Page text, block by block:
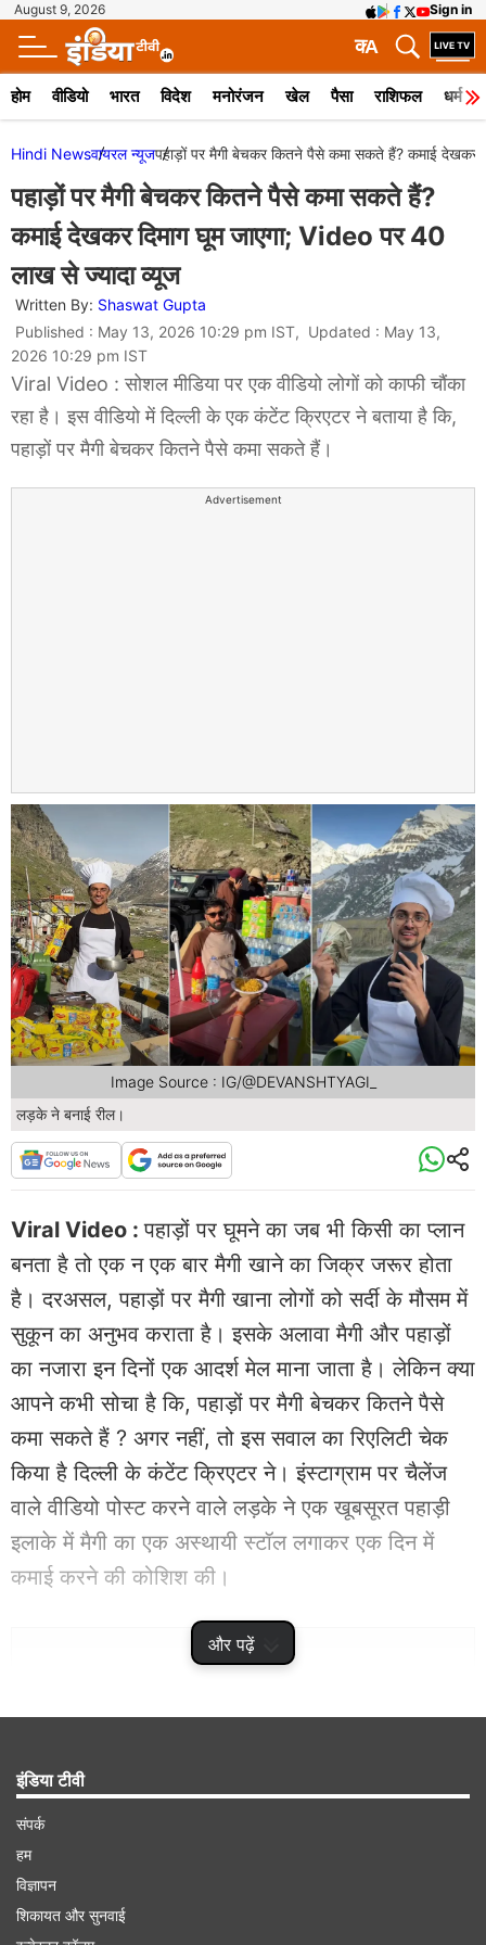
August 9, 2026 Sign in
A
क
होम वीडियो भारत विदेश मनोरंजन खेल पैसा राशिफल धर्म
और पढ़ें
Hindi Newsवायरल न्‍यूजपहाड़ों पर मैगी बेचकर कितने पैसे कमा सकते हैं? कमाई देखकर
पहाड़ों पर मैगी बेचकर कितने पैसे कमा सकते हैं?
कमाई देखकर दिमाग घूम जाएगा; Video पर 40
लाख से ज्यादा व्यूज
Written By: Shaswat Gupta
Published : May 13, 2026 10:29 pm IST, Updated : May 13,
2026 10:29 pm IST
Viral Video : सोशल मीडिया पर एक वीडियो लोगों को काफी चौंका
रहा है। इस वीडियो में दिल्ली के एक कंटेंट क्रिएटर ने बताया है कि,
पहाड़ों पर मैगी बेचकर कितने पैसे कमा सकते हैं।
Advertisement
लड़के ने बनाई रील।
Image Source : IG/@DEVANSHTYAGI_
Viral Video :पहाड़ों पर घूमने का जब भी किसी का प्लान
बनता है तो एक न एक बार मैगी खाने का जिक्र जरूर होता
है। दरअसल, पहाड़ों पर मैगी खाना लोगों को सर्दी के मौसम में
सुकून का अनुभव कराता है। इसके अलावा मैगी और पहाड़ों
का नजारा इन दिनों एक आदर्श मेल माना जाता है। लेकिन क्या
आपने कभी सोचा है कि, पहाड़ों पर मैगी बेचकर कितने पैसे
कमा सकते हैं ? अगर नहीं, तो इस सवाल का रिएलिटी चेक
किया है दिल्ली के कंटेंट क्रिएटर ने। इंस्टाग्राम पर चैलेंज
वाले वीडियो पोस्ट करने वाले लड़के ने एक खूबसूरत पहाड़ी
इलाके में मैगी का एक अस्थायी स्टॉल लगाकर एक दिन में
कमाई करने की कोशिश की।
Advertisement
इंडिया टीवी
संपर्क
हम
विज्ञापन
शिकायत और सुनवाई